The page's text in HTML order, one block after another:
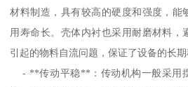
材料制造，具有较高的硬度和强度，能
用寿命长。壳体内衬也采用耐磨材料，
引起的物料自流问题，保证了设备的长期
- **传动平稳**：传动机构一般采用